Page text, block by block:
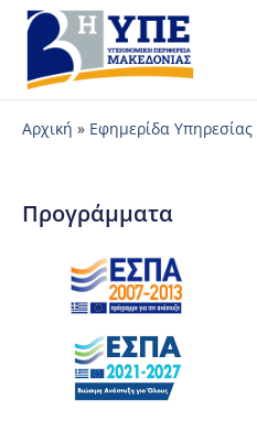
Αρχική » Εφημερίδα Υπηρεσίας
Προγράμματα